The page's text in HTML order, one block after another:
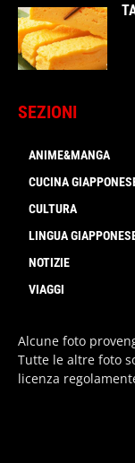
SEZIONI
ANIME&MANGA
CUCINA
CULTURA
LINGUA
NOTIZIE
VIAGGI
Alcune foto
Tutte le altre foto
licenza